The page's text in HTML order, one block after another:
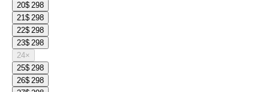
20$ 298
21$ 298
22$ 298
23$ 298
24×
25$ 298
26$ 298